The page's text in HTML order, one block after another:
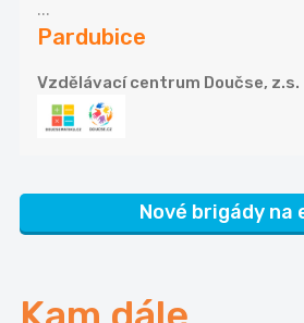
...
Pardubice
Vzdělávací centrum Doučse, z.s.
Nové brigády na